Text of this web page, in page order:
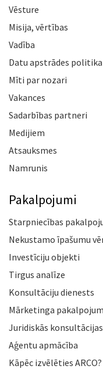
Vēsture
Misija, vērtības
Vadība
Datu apstrādes politika
Mīti par nozari
Vakances
Sadarbības partneri
Medijiem
Atsauksmes
Namrunis
Pakalpojumi
Starpniecības
Nekustamo īpašumu
Investīciju objekti
Tirgus analīze
Konsultāciju dienests
Mārketinga
Juridiskās konsultācijas
Aģentu apmācība
Kāpēc izvēlēties ARCO?